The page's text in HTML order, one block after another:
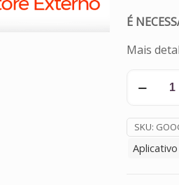
É
Mais
(Android)
App
SKU:
Aplicativo